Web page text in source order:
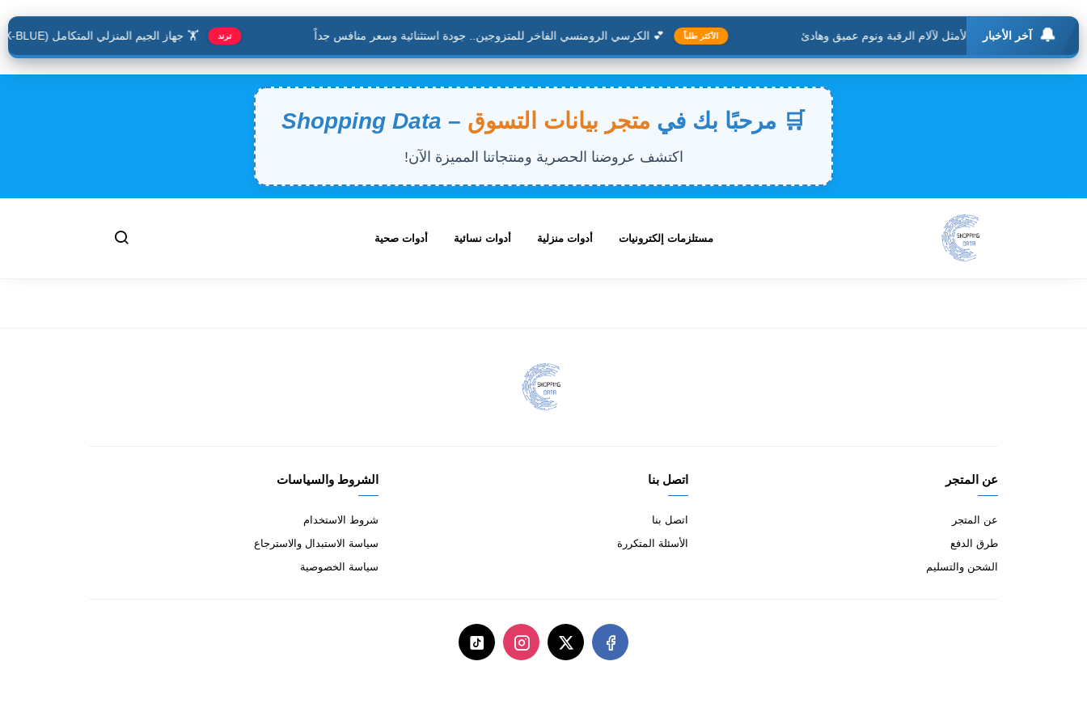
🔔 آخر الأخبار الأكثر طلباً 💕 الكرسي الرومنسي الفاخر للمتزوجين.. جودة استثنائية وسعر منافس جداً ترند 🏋️ جهاز الجيم المنزلي المتكامل (JX-BLUE).. حافظ على لياقتك وأنت في منزلك
🛒 مرحبًا بك في متجر بيانات التسوق –
Shopping Data
اكتشف عروضنا الحصرية ومنتجاتنا المميزة الآن!
مستلزمات إلكترونيات أدوات منزلية أدوات نسائية أدوات صحية
عن المتجر
عن المتجر
طرق الدفع
الشحن والتسليم
اتصل بنا
اتصل بنا
الأسئلة المتكررة
الشروط والسياسات
شروط الاستخدام
سياسة الاستبدال والاسترجاع
سياسة الخصوصية